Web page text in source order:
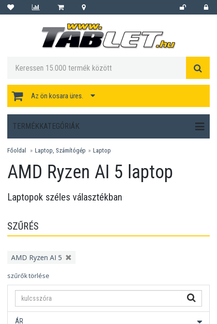
Az ön kosara üres.
TERMÉKKATEGÓRIÁK
Főoldal Laptop, Számítógép Laptop
AMD Ryzen AI 5 laptop
Laptopok széles választékban
SZŰRÉS
AMD Ryzen AI 5
szűrők törlése
ÁR